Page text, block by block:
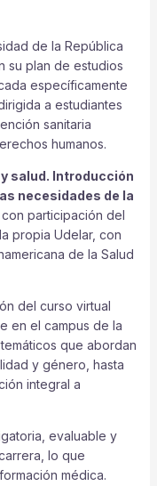
de la República
su plan de estudios
específicamente
a estudiantes
sanitaria
humanos.
salud. Introducción
necesidades de la
participación del
propia Udelar, con
de la Salud
del curso virtual
en el campus de la
que abordan
y género, hasta
integral a
evaluable y
lo que
médica.